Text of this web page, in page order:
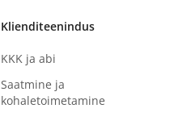
Klienditeenindus
KKK ja abi
Saatmine ja
kohaletoimetamine